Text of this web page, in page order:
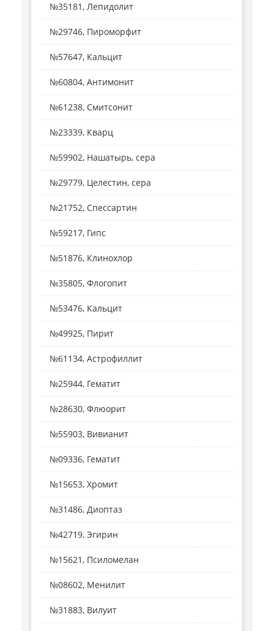
№35181, Лепидолит
№29746, Пироморфит
№57647, Кальцит
№60804, Антимонит
№61238, Смитсонит
№23339, Кварц
№59902, Нашатырь, сера
№29779, Целестин, сера
№21752, Спессартин
№59217, Гипс
№51876, Клинохлор
№35805, Флогопит
№53476, Кальцит
№49925, Пирит
№61134, Астрофиллит
№25944, Гематит
№28630, Флюорит
№55903, Вивианит
№09336, Гематит
№15653, Хромит
№31486, Диоптаз
№42719, Эгирин
№15621, Псиломелан
№08602, Менилит
№31883, Вилуит